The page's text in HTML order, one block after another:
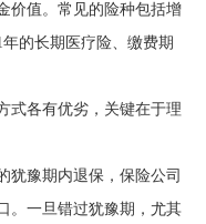
价值。常见的险种包括增
的长期医疗险、缴费期
式各有优劣，关键在于理
犹豫期内退保，保险公司
。一旦错过犹豫期，尤其